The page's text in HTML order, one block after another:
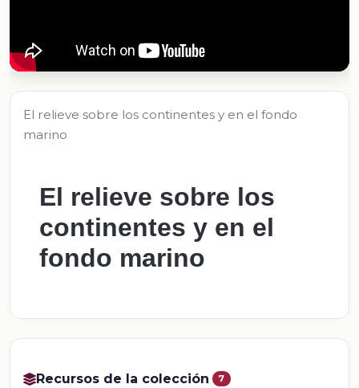
El relieve sobre los continentes y en el fondo
marino
El relieve sobre los
continentes y en el
fondo marino
Recursos de la colección 7